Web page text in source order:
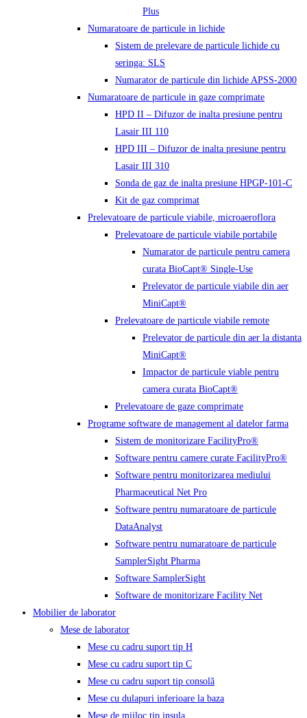
Plus
Numaratoare de particule in lichide
Sistem de prelevare de particule lichide cu
seringa: SLS
Numarator de particule din lichide APSS-2000
Numaratoare de particule in gaze comprimate
HPD II – Difuzor de inalta presiune pentru
Lasair III 110
HPD III – Difuzor de inalta presiune pentru
Lasair III 310
Sonda de gaz de inalta presiune HPGP-101-C
Kit de gaz comprimat
Prelevatoare de particule viabile, microaeroflora
Prelevatoare de particule viabile portabile
Numarator de particule pentru camera
curata BioCapt® Single-Use
Prelevator de particule viabile din aer
MiniCapt®
Prelevatoare de particule viabile remote
Prelevator de particule din aer la distanta
MiniCapt®
Impactor de particule viable pentru
camera curata BioCapt®
Prelevatoare de gaze comprimate
Programe software de management al datelor farma
Sistem de monitorizare FacilityPro®
Software pentru camere curate FacilityPro®
Software pentru monitorizarea mediului
Pharmaceutical Net Pro
Software pentru numaratoare de particule
DataAnalyst
Software pentru numaratoare de particule
SamplerSight Pharma
Software SamplerSight
Software de monitorizare Facility Net
Mobilier de laborator
Mese de laborator
Mese cu cadru suport tip H
Mese cu cadru suport tip C
Mese cu cadru suport tip consolă
Mese cu dulapuri inferioare la baza
Mese de mijloc tip insula